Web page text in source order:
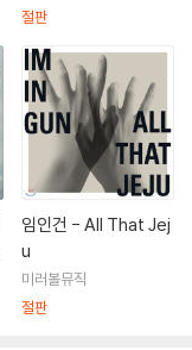
절판
임인건 - All That Jej
u
미러볼뮤직
절판